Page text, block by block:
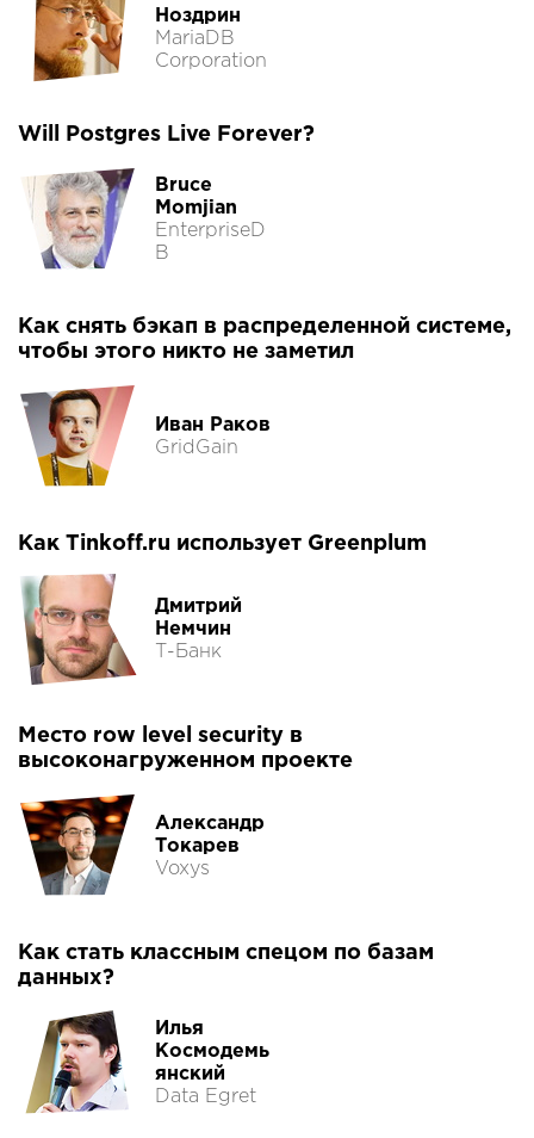
Ноздрин
MariaDB
Corporation
Will Postgres Live Forever?
Bruce
Momjian
EnterpriseD
B
Как снять бэкап в распределенной системе,
чтобы этого никто не заметил
Иван Раков
GridGain
Как Tinkoff.ru использует Greenplum
Дмитрий
Немчин
Т-Банк
Место row level security в
высоконагруженном проекте
Александр
Токарев
Voxys
Как стать классным спецом по базам
данных?
Илья
Космодемь
янский
Data Egret